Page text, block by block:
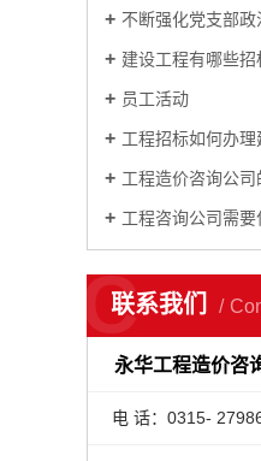
不断强化党支部政
建设工程有哪些招
员工活动
工程招标如何办理
工程造价咨询公司的
工程咨询公司需要
联系我们
C
永华工程造价咨
电 话：0315-